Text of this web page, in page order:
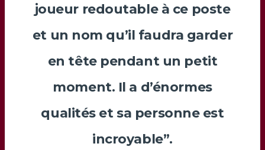
joueur redoutable à ce poste
et un nom qu’il faudra garder
en tête pendant un petit
moment. Il a d’énormes
qualités et sa personne est
incroyable”.